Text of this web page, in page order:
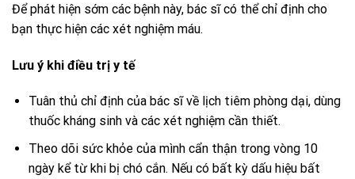
Để phát hiện sớm các bệnh này, bác sĩ có thể chỉ định cho
bạn thực hiện các xét nghiệm máu.
Lưu ý khi điều trị y tế
Tuân thủ chỉ định của bác sĩ về lịch tiêm phòng dại, dùng
thuốc kháng sinh và các xét nghiệm cần thiết.
Theo dõi sức khỏe của mình cẩn thận trong vòng 10
ngày kể từ khi bị chó cắn. Nếu có bất kỳ dấu hiệu bất